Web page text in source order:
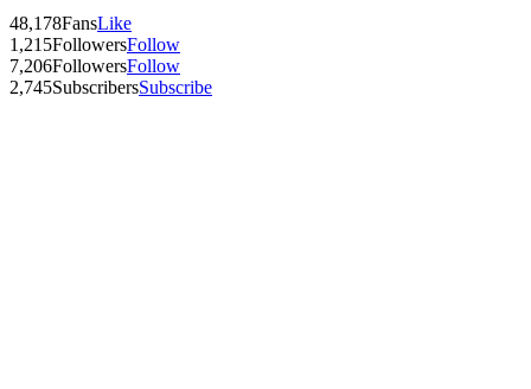
48,178FansLike
1,215FollowersFollow
7,206FollowersFollow
2,745SubscribersSubscribe